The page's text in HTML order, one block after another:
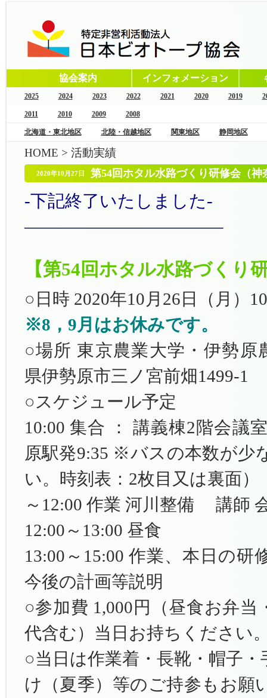
協会案内 インフォメーション
2025 2024 2023 2022 2021 2020 2019
2011 2010 2009 2008
北海道・東北地区 北陸・信越地区 関東地区 静岡地区
HOME > 活動実績
2020年10月27日 第54回ホタル水路づくり研修会（神
-下記終了いたしました-
———————————–
【第54回ホタル水路づくり
○日時 2020年10月26日（月）
※8，9月はお休みです。
○場所 東京農業大学・伊勢原
県伊勢原市三ノ宮前畑1499-1
○スケジュール予定
10:00 集合 ： 講義棟2階会議
原駅発9:35 ※バスの本数が少
い。時刻表：2枚目又は裏面）
～12:00 作業 河川整備 講師
12:00～13:00 昼食
13:00～15:00 作業、本日の研
今後の計画等説明
○参加費 1,000円（昼食お弁
代含む）当日お持ちください
○当日は作業着・長靴・帽子
け（夏季）等のご持参もお願